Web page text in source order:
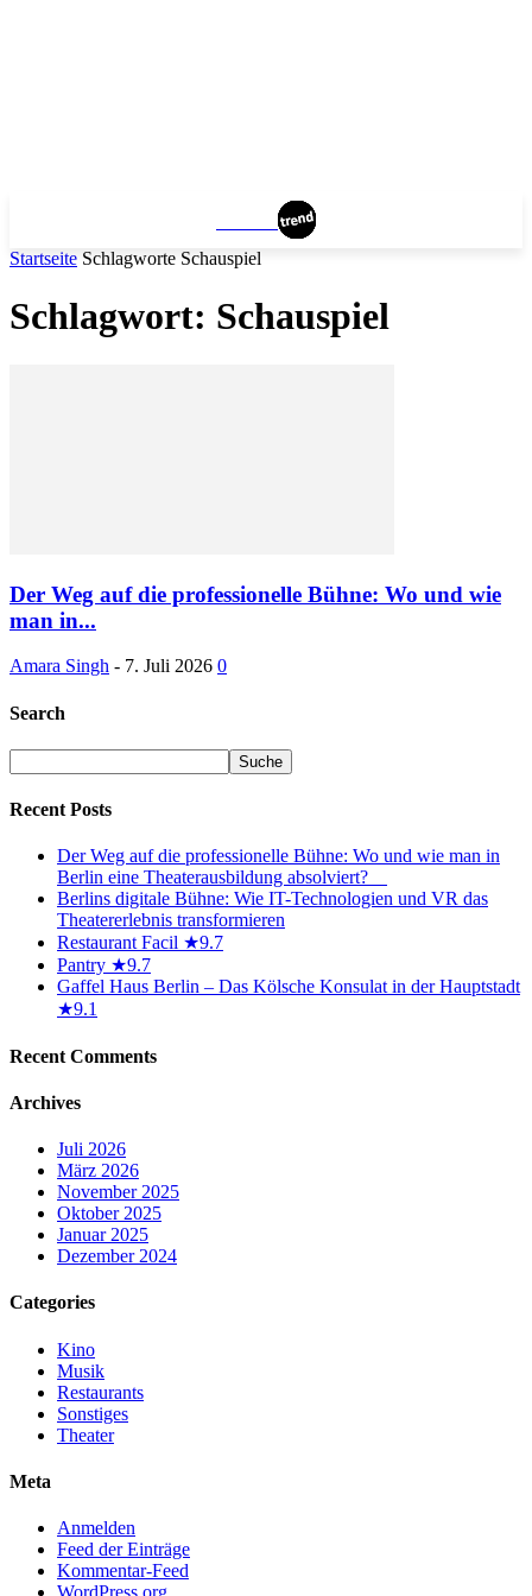
Startseite Schlagworte Schauspiel
Schlagwort: Schauspiel
Der Weg auf die professionelle Bühne: Wo und wie
man in...
Amara Singh - 7. Juli 2026 0
Search
Recent Posts
Der Weg auf die professionelle Bühne: Wo und wie man in
Berlin eine Theaterausbildung absolviert?
Berlins digitale Bühne: Wie IT-Technologien und VR das
Theatererlebnis transformieren
Restaurant Facil ★9.7
Pantry ★9.7
Gaffel Haus Berlin – Das Kölsche Konsulat in der Hauptstadt
★9.1
Recent Comments
Archives
Juli 2026
März 2026
November 2025
Oktober 2025
Januar 2025
Dezember 2024
Categories
Kino
Musik
Restaurants
Sonstiges
Theater
Meta
Anmelden
Feed der Einträge
Kommentar-Feed